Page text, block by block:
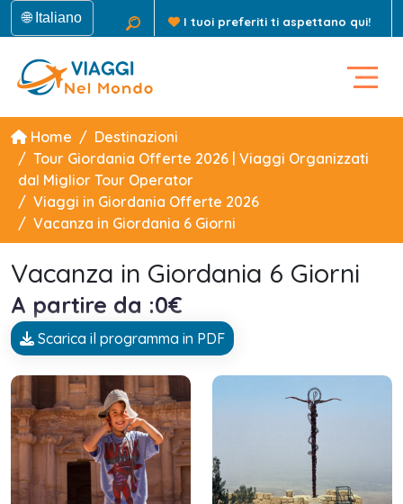
🌐 Italiano I tuoi preferiti ti aspettano qui!
Home
Destinazioni
Tour Giordania Offerte 2026 | Viaggi Organizzati
dal Miglior Tour Operator
Viaggi in Giordania Offerte 2026
Vacanza in Giordania 6 Giorni
Vacanza in Giordania 6 Giorni
A partire da :0€
Scarica il programma in PDF